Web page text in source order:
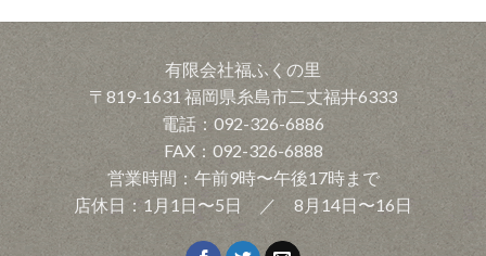
有限会社福ふくの里
〒819-1631 福岡県糸島市二丈福井6333
電話：092-326-6886
FAX：092-326-6888
営業時間：午前9時〜午後17時まで
店休日：1月1日〜5日 ／ 8月14日〜16日